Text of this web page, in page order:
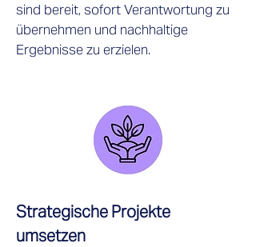
sind bereit, sofort Verantwortung zu
übernehmen und nachhaltige
Ergebnisse zu erzielen.
Strategische Projekte
umsetzen